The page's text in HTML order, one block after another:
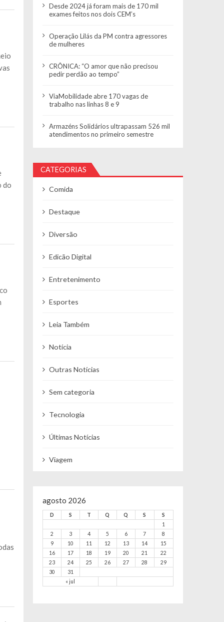
do
Desde 2024 já foram mais de 170 mil
exames feitos nos dois CEM’s
Operação Lilás da PM contra agressores
de mulheres
CRÔNICA: “O amor que não precisou
pedir perdão ao tempo”
ViaMobilidade abre 170 vagas de
trabalho nas linhas 8 e 9
Armazéns Solidários ultrapassam 526 mil
atendimentos no primeiro semestre
CATEGORIAS
Comida
Destaque
Diversão
Edicão Digital
Entretenimento
Esportes
Leia Também
Notícia
Outras Notícias
Sem categoria
Tecnologia
Últimas Notícias
Viagem
agosto 2026
D S T Q Q S S
« jul
1
2
3 4 5 6 7
8
9
10 11 12 13 14
15
16
17 18 19 20 21
22
23
24 25 26 27 28
29
30
31